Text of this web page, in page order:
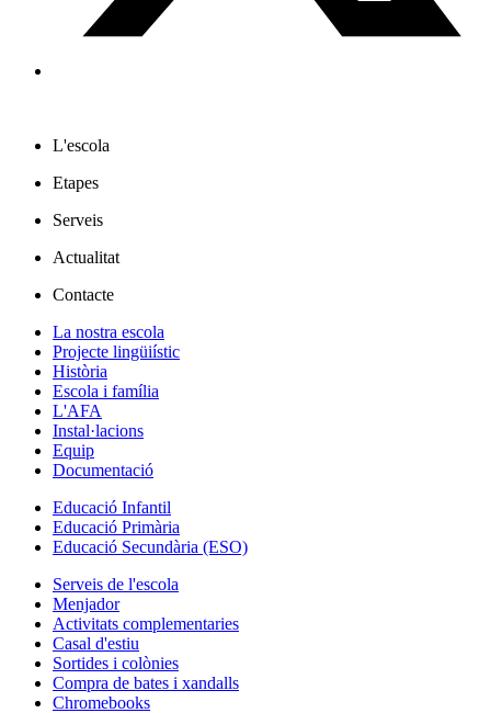
L'escola
Etapes
Serveis
Actualitat
Contacte
La nostra escola
Projecte lingüiístic
Història
Escola i família
L'AFA
Instal·lacions
Equip
Documentació
Educació Infantil
Educació Primària
Educació Secundària (ESO)
Serveis de l'escola
Menjador
Activitats complementaries
Casal d'estiu
Sortides i colònies
Compra de bates i xandalls
Chromebooks